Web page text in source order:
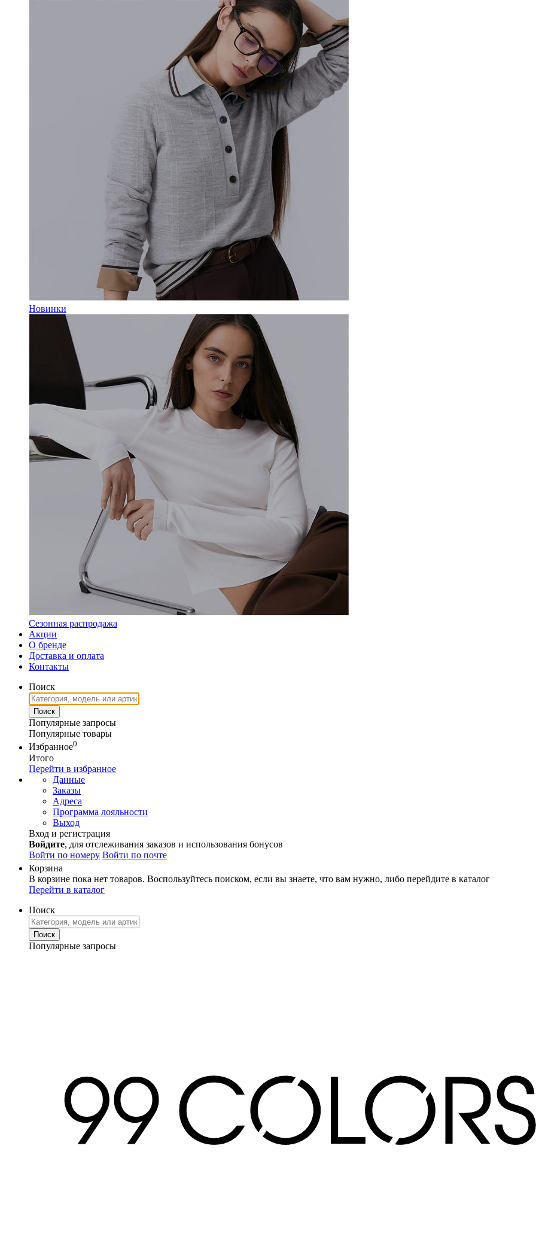
Новинки
Сезонная распродажа
Акции
О бренде
Доставка и оплата
Контакты
Поиск
Популярные запросы
Популярные товары
Избранное0
Итого
Перейти в избранное
Данные
Заказы
Адреса
Программа лояльности
Выход
Вход и регистрация
Войдите, для отслеживания заказов и использования бонусов
Войти по номеру Войти по почте
Корзина
В корзине пока нет товаров. Воспользуйтесь поиском, если вы знаете, что вам нужно, либо перейдите в каталог
Перейти в каталог
Поиск
Популярные запросы